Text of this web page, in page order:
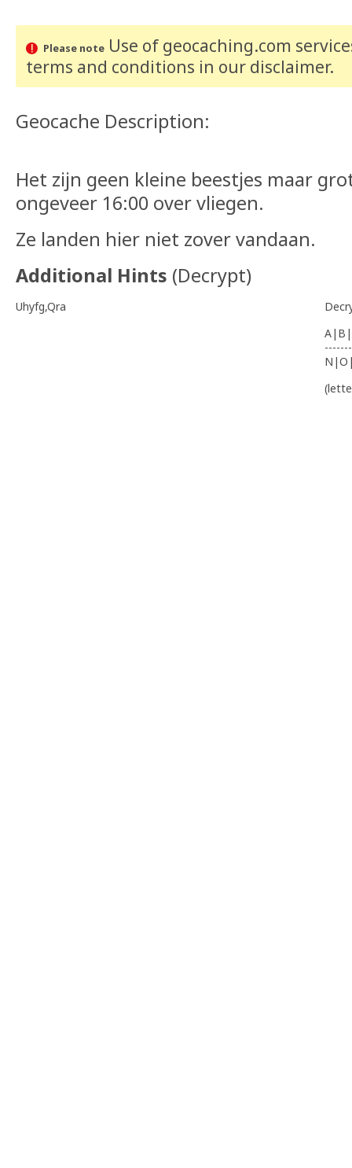
Please noteUse of geocaching.com
terms and conditions in our disclaimer.
Geocache Description:
Het zijn geen kleine beestjes maar
ongeveer 16:00 over vliegen.
Ze landen hier niet zover vandaan.
Additional Hints (Decrypt)
Uhyfg,Qra